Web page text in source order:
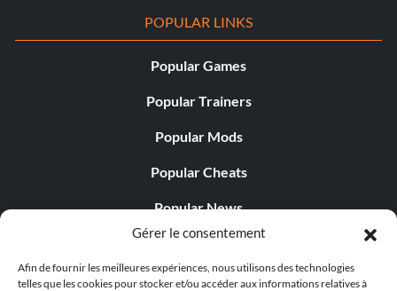
Gérer le consentement
Afin de fournir les meilleures expériences, nous utilisons des technologies
telles que les cookies pour stocker et/ou accéder aux informations relatives à
POPULAR LINKS
Popular Games
Popular Trainers
Popular Mods
Popular Cheats
Popular News
Popular Editorials
Popular Free Games